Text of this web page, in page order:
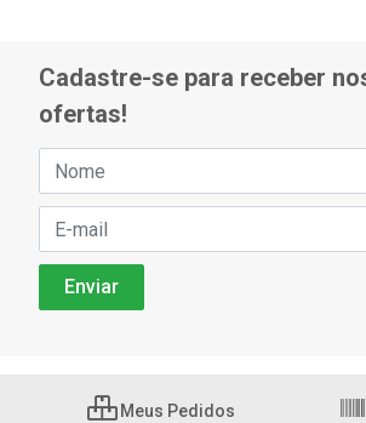
Cadastre-se para receber
ofertas!
Meus Pedidos